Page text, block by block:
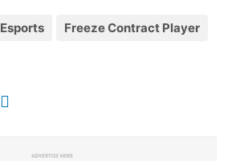
Esports
Freeze Contract Player